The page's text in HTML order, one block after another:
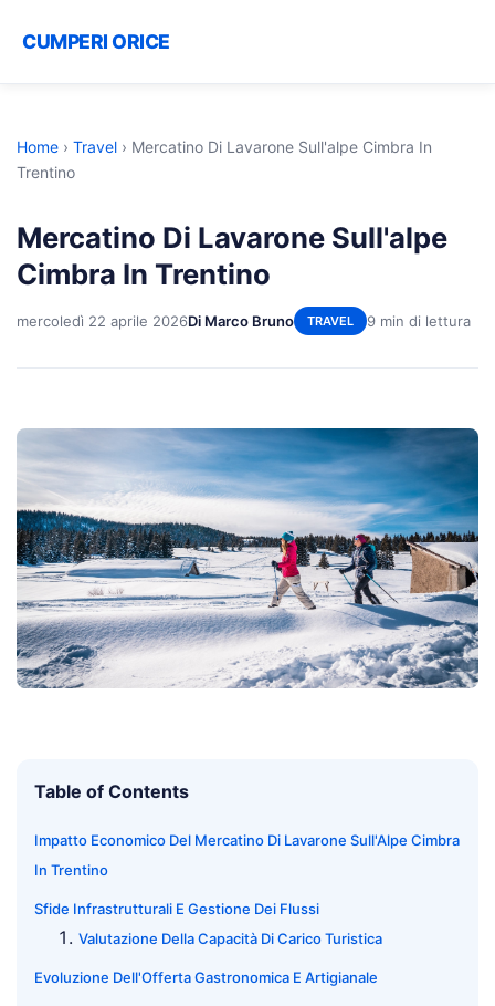
CUMPERI ORICE
Home › Travel › Mercatino Di Lavarone Sull'alpe Cimbra In
Trentino
Mercatino Di Lavarone Sull'alpe
Cimbra In Trentino
mercoledì 22 aprile 2026Di Marco Bruno TRAVEL 9 min di lettura
Table of Contents
Impatto Economico Del Mercatino Di Lavarone Sull'Alpe Cimbra
In Trentino
Sfide Infrastrutturali E Gestione Dei Flussi
Valutazione Della Capacità Di Carico Turistica
Evoluzione Dell'Offerta Gastronomica E Artigianale